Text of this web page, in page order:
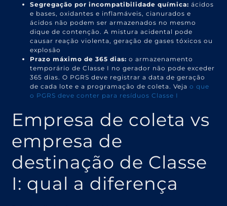
Segregação por incompatibilidade química: ácidos
e bases, oxidantes e inflamáveis, cianurados e
ácidos não podem ser armazenados no mesmo
dique de contenção. A mistura acidental pode
causar reação violenta, geração de gases tóxicos ou
explosão
Prazo máximo de 365 dias: o armazenamento
temporário de Classe I no gerador não pode exceder
365 dias. O PGRS deve registrar a data de geração
de cada lote e a programação de coleta. Vejao que
o PGRS deve conter para resíduos Classe I
Empresa de coleta vs
empresa de
destinação de Classe
I: qual a diferença